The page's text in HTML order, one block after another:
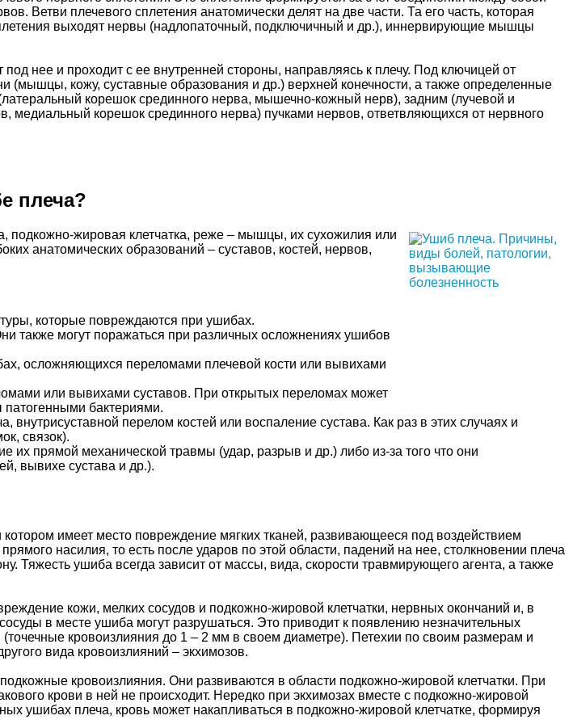
Ветви плечевого сплетения анатомически делят на две части. Та его часть, которая
выходят нервы (надлопаточный, подключичный и др.), иннервирующие мышцы
нее и проходит с ее внутренней стороны, направляясь к плечу. Под ключицей от
(мышцы, кожу, суставные образования и др.) верхней конечности, а также определенные
корешок срединного нерва, мышечно-кожный нерв), задним (лучевой и
корешок срединного нерва) пучками нервов, ответвляющихся от нервного
плеча?
подкожно-жировая клетчатка, реже – мышцы, их сухожилия или
анатомических образований – суставов, костей, нервов,
которые повреждаются при ушибах.
могут поражаться при различных осложнениях ушибов
осложняющихся переломами плечевой кости или вывихами
или вывихами суставов. При открытых переломах может
бактериями.
перелом костей или воспаление сустава. Как раз в этих случаях и
связок).
прямой механической травмы (удар, разрыв и др.) либо из-за того что они
вывихе сустава и др.).
имеет место повреждение мягких тканей, развивающееся под воздействием
насилия, то есть после ударов по этой области, падений на нее, столкновении плеча
Тяжесть ушиба всегда зависит от массы, вида, скорости травмирующего агента, а также
кожи, мелких сосудов и подкожно-жировой клетчатки, нервных окончаний и, в
в месте ушиба могут разрушаться. Это приводит к появлению незначительных
кровоизлияния до 1 – 2 мм в своем диаметре). Петехии по своим размерам и
вида кровоизлияний – экхимозов.
кровоизлияния. Они развиваются в области подкожно-жировой клетчатки. При
крови в ней не происходит. Нередко при экхимозах вместе с подкожно-жировой
ушибах плеча, кровь может накапливаться в подкожно-жировой клетчатке, формируя